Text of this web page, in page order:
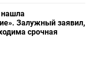
нашла
Залужный заявил,
срочная